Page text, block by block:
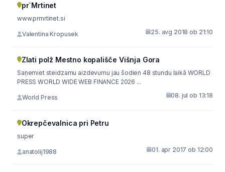
pr`Mrtinet
www.prmrtinet.si
Valentina Kropusek 25. avg 2018 ob 21:10
Zlati polž Mestno kopališče Višnja Gora
Saņemiet steidzamu aizdevumu jau šodien 48 stundu laikā WORLD
PRESS WORLD WIDE WEB FINANCE 2026 ...
World Press 08. jul ob 13:18
Okrepčevalnica pri Petru
super
anatolij1988 01. apr 2017 ob 12:00